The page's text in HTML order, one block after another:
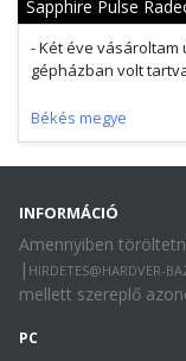
Sapphire Pulse
- Két éve vásároltam
gépházban volt
Békés megye
INFORMÁCIÓ
Amennyiben
| HIRDETES@HARDVER-
mellett szereplő
PC